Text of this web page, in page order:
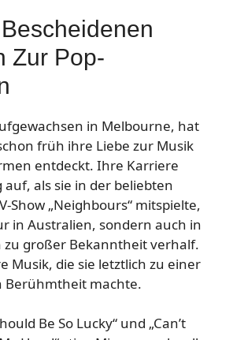
Zur Pop-
in Melbourne, hat
früh ihre Liebe zur Musik
entdeckt. Ihre Karriere
auf, als sie in der beliebten
Show „Neighbours“ mitspielte,
in Australien, sondern auch in
großer Bekanntheit verhalf.
Musik, die sie letztlich zu einer
machte.
Be So Lucky“ und „Can’t